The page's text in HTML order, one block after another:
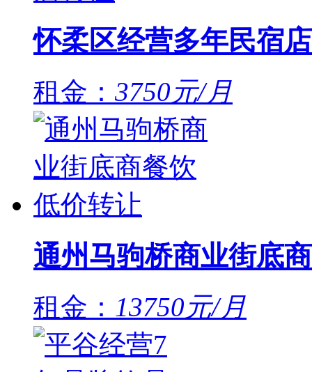
怀柔区经营多年民宿
租金： 3750元/月
通州马驹桥商业街底
租金： 13750元/月